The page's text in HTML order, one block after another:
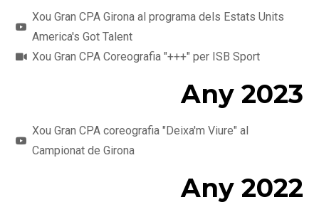
Xou Gran CPA Girona al programa dels Estats Units
America's Got Talent
Xou Gran CPA Coreografia "+++" per ISB Sport
Any 2023
Xou Gran CPA coreografia "Deixa'm Viure" al
Campionat de Girona
Any 2022